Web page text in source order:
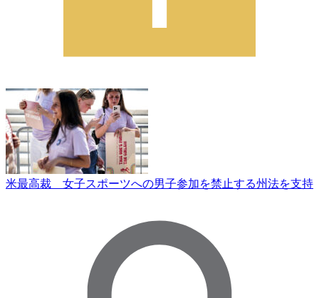
米最高裁 女子スポーツへの男子参加を禁止する州法を支持